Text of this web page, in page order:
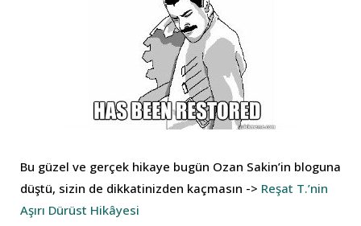
Bu güzel ve gerçek hikaye bugün Ozan Sakin’in bloguna
düştü, sizin de dikkatinizden kaçmasın -> Reşat T.’nin
Aşırı Dürüst Hikâyesi